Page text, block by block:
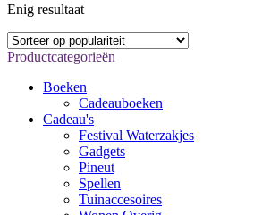
Enig resultaat
Productcategorieën
Boeken
Cadeauboeken
Cadeau's
Festival Waterzakjes
Gadgets
Pineut
Spellen
Tuinaccesoires